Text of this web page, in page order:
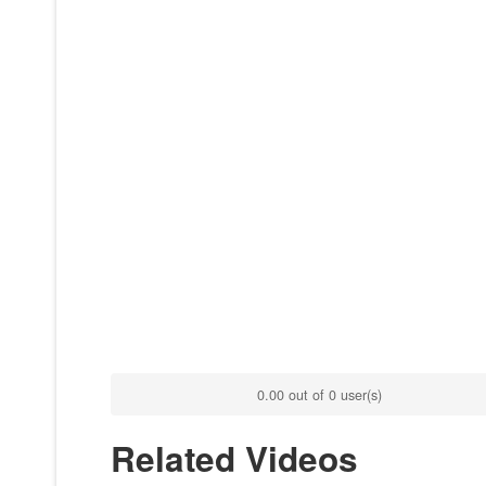
0.00 out of 0 user(s)
Related Videos